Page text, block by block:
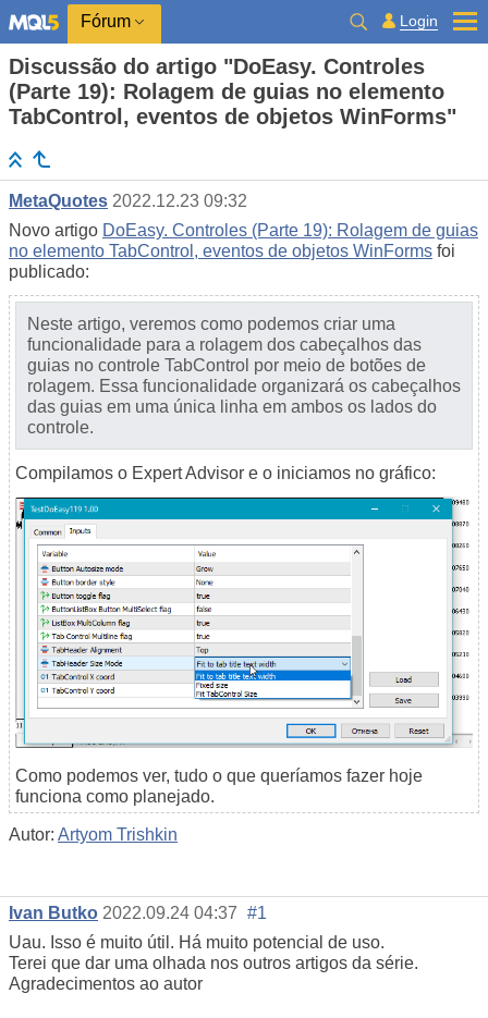
Fórum Login
Discussão do artigo "DoEasy. Controles
(Parte 19): Rolagem de guias no elemento
TabControl, eventos de objetos WinForms"
MetaQuotes 2022.12.23 09:32
Novo artigo DoEasy. Controles (Parte 19): Rolagem de guias
no elemento TabControl, eventos de objetos WinForms foi
publicado:
Neste artigo, veremos como podemos criar uma
funcionalidade para a rolagem dos cabeçalhos das
guias no controle TabControl por meio de botões de
rolagem. Essa funcionalidade organizará os cabeçalhos
das guias em uma única linha em ambos os lados do
controle.
Compilamos o Expert Advisor e o iniciamos no gráfico:
Como podemos ver, tudo o que queríamos fazer hoje
funciona como planejado.
Autor: Artyom Trishkin
Ivan Butko 2022.09.24 04:37 #1
Uau. Isso é muito útil. Há muito potencial de uso.
Terei que dar uma olhada nos outros artigos da série.
Agradecimentos ao autor